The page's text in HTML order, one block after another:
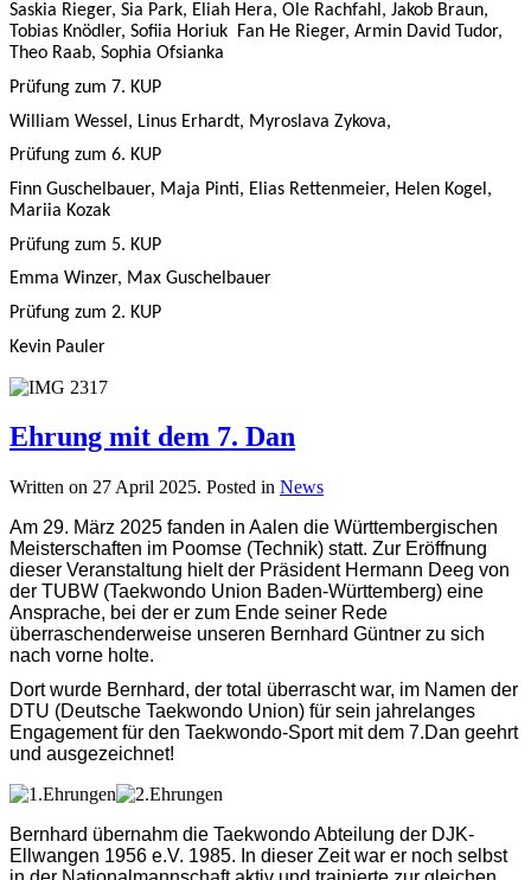
Saskia Rieger, Sia Park, Eliah Hera, Ole Rachfahl, Jakob Braun,
Tobias Knödler, Sofiia Horiuk Fan He Rieger, Armin David Tudor,
Theo Raab, Sophia Ofsianka
Prüfung zum 7. KUP
William Wessel, Linus Erhardt, Myroslava Zykova,
Prüfung zum 6. KUP
Finn Guschelbauer, Maja Pinti, Elias Rettenmeier, Helen Kogel,
Mariia Kozak
Prüfung zum 5. KUP
Emma Winzer, Max Guschelbauer
Prüfung zum 2. KUP
Kevin Pauler
Ehrung mit dem 7. Dan
Written on 27 April 2025. Posted in News
Am 29. März 2025 fanden in Aalen die Württembergischen
Meisterschaften im Poomse (Technik) statt. Zur Eröffnung
dieser Veranstaltung hielt der Präsident Hermann Deeg von
der TUBW (Taekwondo Union Baden-Württemberg) eine
Ansprache, bei der er zum Ende seiner Rede
überraschenderweise unseren Bernhard Güntner zu sich
nach vorne holte.
Dort wurde Bernhard, der total überrascht war, im Namen der
DTU (Deutsche Taekwondo Union) für sein jahrelanges
Engagement für den Taekwondo-Sport mit dem 7.Dan geehrt
und ausgezeichnet!
Bernhard übernahm die Taekwondo Abteilung der DJK-
Ellwangen 1956 e.V. 1985. In dieser Zeit war er noch selbst